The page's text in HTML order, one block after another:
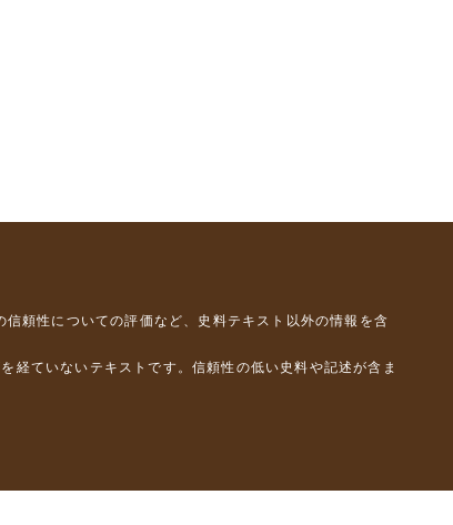
頼性についての評価など、史料テキスト以外の情報を含
経ていないテキストです。信頼性の低い史料や記述が含ま